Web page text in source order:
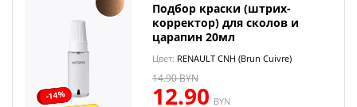
-14%
Подбор краски (штрих-
корректор) для сколов и
царапин 20мл
Цвет: RENAULT CNH (Brun Cuivre)
12.90 BYN
14.90BYN